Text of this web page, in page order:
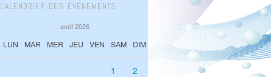
CALENDRIER DES ÉVÉNEMENTS
août 2026
LUN MAR MER JEU VEN SAM DIM
1 2